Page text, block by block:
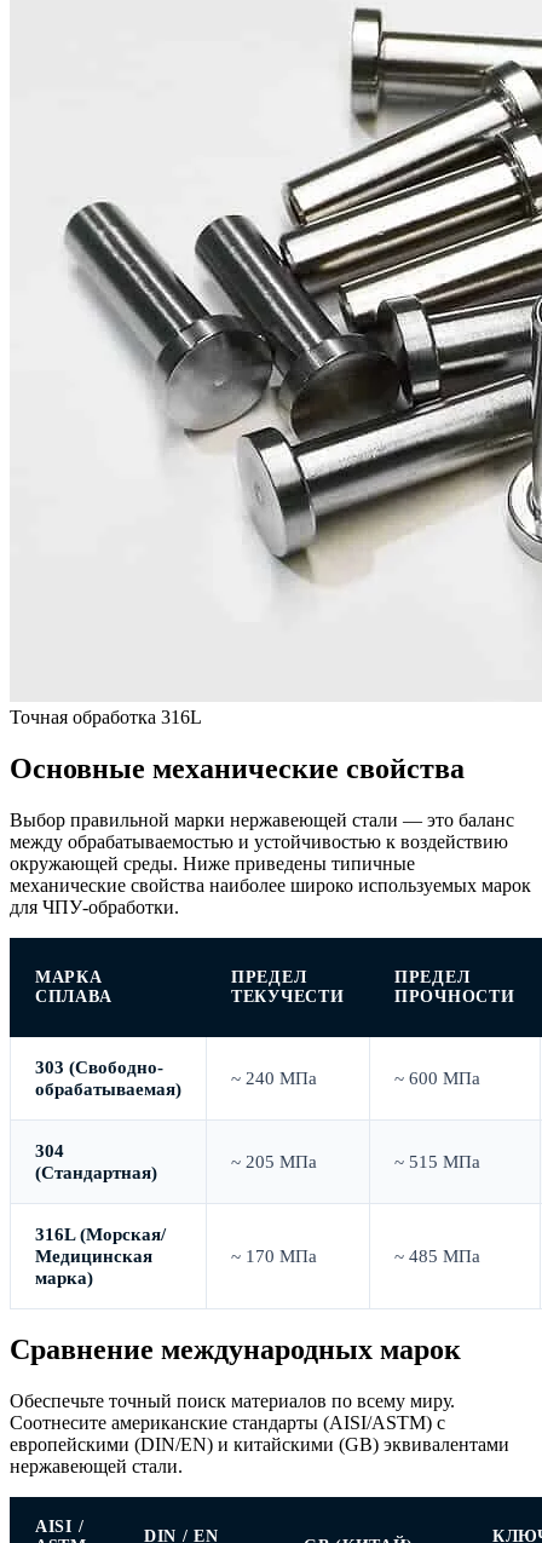
Точная обработка 316L
Основные механические свойства
Выбор правильной марки нержавеющей стали — это баланс
между обрабатываемостью и устойчивостью к воздействию
окружающей среды. Ниже приведены типичные
механические свойства наиболее широко используемых марок
для ЧПУ-обработки.
МАРКА
СПЛАВА
ПРЕДЕЛ
ТЕКУЧЕСТИ
ПРЕДЕЛ
ПРОЧНОСТИ
303 (Свободно-
обрабатываемая)
~ 240 МПа ~ 600 МПа
304
(Стандартная)
~ 205 МПа ~ 515 МПа
316L (Морская/
Медицинская
марка)
~ 170 МПа ~ 485 МПа
Сравнение международных марок
Обеспечьте точный поиск материалов по всему миру.
Соотнесите американские стандарты (AISI/ASTM) с
европейскими (DIN/EN) и китайскими (GB) эквивалентами
нержавеющей стали.
AISI /
DIN / EN